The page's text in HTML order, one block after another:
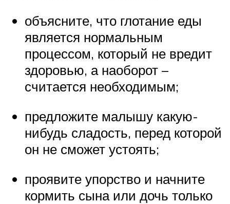
объясните, что глотание еды
является нормальным
процессом, который не вредит
здоровью, а наоборот –
считается необходимым;
предложите малышу какую-
нибудь сладость, перед которой
он не сможет устоять;
проявите упорство и начните
кормить сына или дочь только